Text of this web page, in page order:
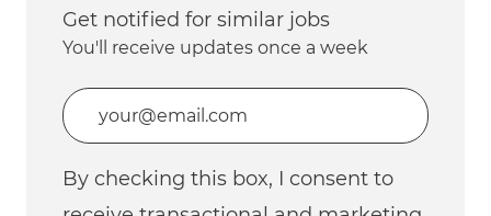
Get notified for similar jobs
You'll receive updates once a week
Enter Email address (Required)
By checking this box, I consent to